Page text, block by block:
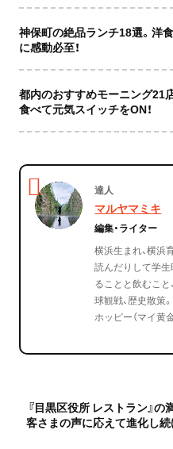
神保町の絶品ランチ18選。洋
に感動必至！
都内のおすすめモーニング21
食べて元気スイッチをON！
達人
マルヤマミキ
編集・ライター
横浜生まれ、横浜
読んだりして学
ることと飲むこと
球観戦、歴史散策
ホッピー（マイ黄
『目黒区役所 レストラン』の
客さまの声に応えて進化し